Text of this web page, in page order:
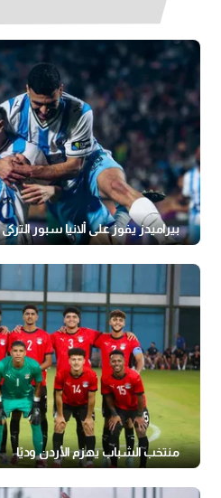
بيراميدز يفوز على ألانيا سبور التركي
منتخب الشباب يهزم الأردن وديًا